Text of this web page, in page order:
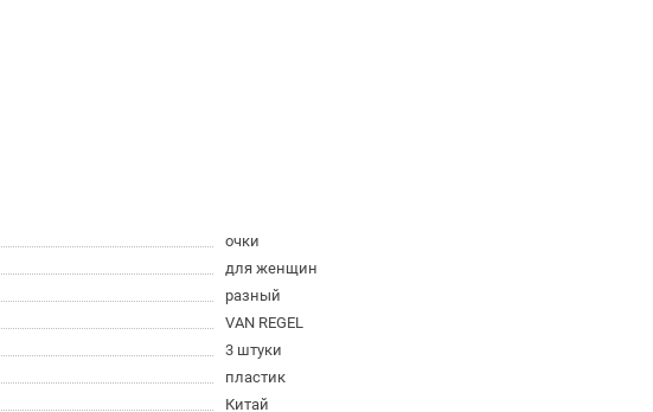
очки
для женщин
разный
VAN REGEL
3 штуки
пластик
Китай